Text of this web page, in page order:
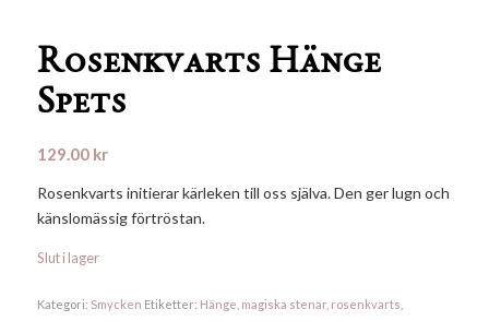
Rosenkvarts Hänge
Spets
129.00 kr
Rosenkvarts initierar kärleken till oss själva. Den ger lugn och
känslomässig förtröstan.
Slut i lager
Kategori: Smycken Etiketter: Hänge magiska stenar, rosenkvarts